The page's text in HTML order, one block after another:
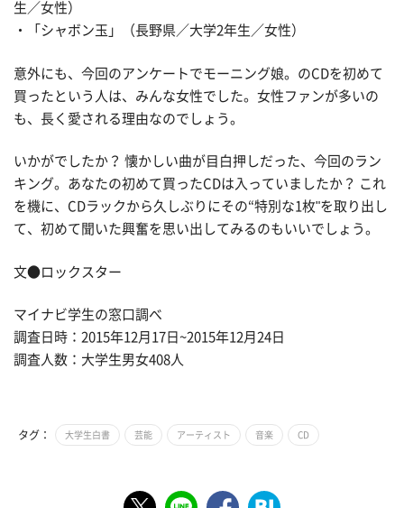
生／女性）
・「シャボン玉」（長野県／大学2年生／女性）
意外にも、今回のアンケートでモーニング娘。のCDを初めて
買ったという人は、みんな女性でした。女性ファンが多いの
も、長く愛される理由なのでしょう。
いかがでしたか？ 懐かしい曲が目白押しだった、今回のラン
キング。あなたの初めて買ったCDは入っていましたか？ これ
を機に、CDラックから久しぶりにその“特別な1枚"を取り出し
て、初めて聞いた興奮を思い出してみるのもいいでしょう。
文●ロックスター
マイナビ学生の窓口調べ
調査日時：2015年12月17日~2015年12月24日
調査人数：大学生男女408人
タグ： 大学生白書 芸能 アーティスト 音楽 CD